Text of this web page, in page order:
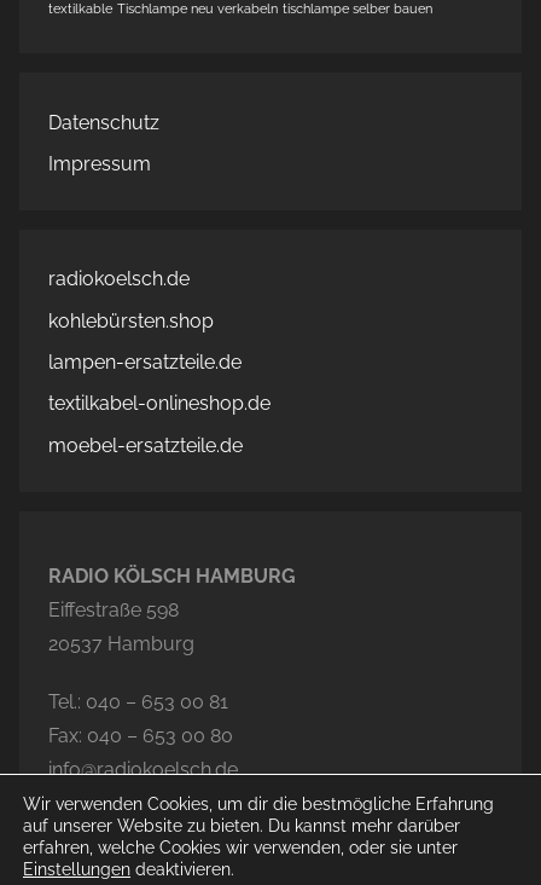
textilkable Tischlampe neu verkabeln tischlampe selber bauen
Datenschutz
Impressum
radiokoelsch.de
kohlebürsten.shop
lampen-ersatzteile.de
textilkabel-onlineshop.de
moebel-ersatzteile.de
RADIO KÖLSCH HAMBURG
Eiffestraße 598
20537 Hamburg
Tel.: 040 – 653 00 81
Fax: 040 – 653 00 80
info@radiokoelsch.de
Wir verwenden Cookies, um dir die bestmögliche Erfahrung
auf unserer Website zu bieten. Du kannst mehr darüber
erfahren, welche Cookies wir verwenden, oder sie unter
Einstellungen deaktivieren.